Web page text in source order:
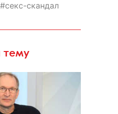
секс-скандал
тему